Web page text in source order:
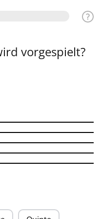
vorgespielt?